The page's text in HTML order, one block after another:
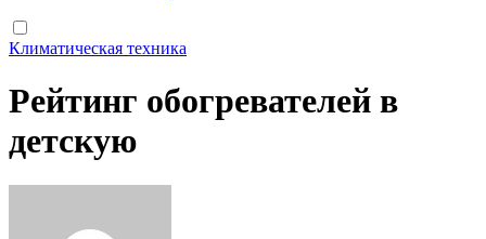
Климатическая техника
Рейтинг обогревателей в
детскую